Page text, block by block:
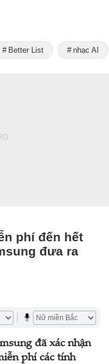
Better List nhạc AI
phí đến hết
đưa ra
đã xác nhận
phí các tính